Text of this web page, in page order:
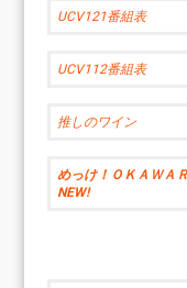
UCV121番組表
UCV112番組表
推しのワイン
めっけ！ＯＫＡＷＡ
NEW!